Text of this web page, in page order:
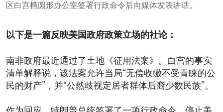
区白宫椭圆形办公室签署行政命令后向媒体发表讲话。
以下是一篇反映美国政府政策立场的社论：
南非政府最近通过了土地《征用法案》。白宫的事实
清单解释说，该法案允许当局“无偿收缴不受青睐的公
民的财产”，并“公然歧视定居者群体后裔少数民族”。